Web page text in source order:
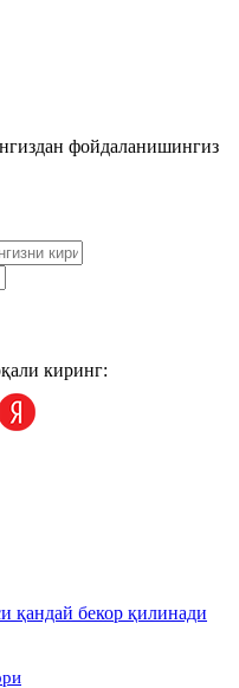
фойдаланишингиз
киринг:
қандай бекор қилинади